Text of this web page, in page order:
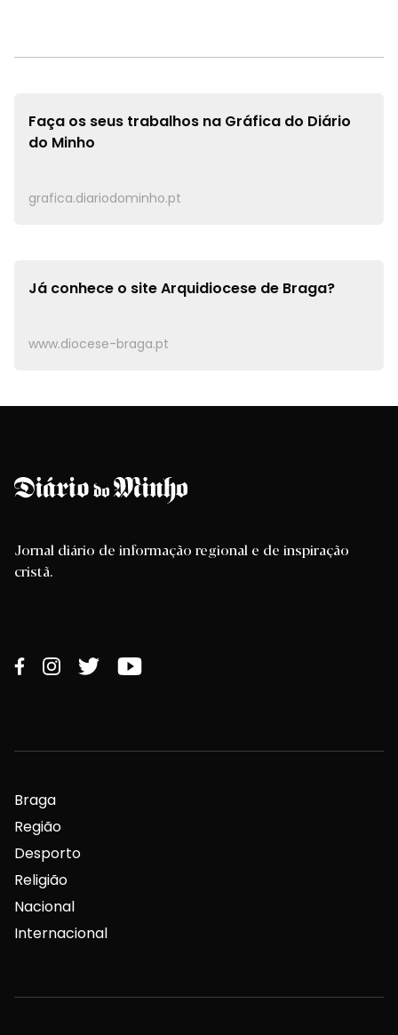
Faça os seus trabalhos na Gráfica do Diário
do Minho
grafica.diariodominho.pt
Já conhece o siteArquidiocese de Braga?
www.diocese-braga.pt
Jornal diário de informação regional e de inspiração
cristã.
Braga
Região
Desporto
Religião
Nacional
Internacional